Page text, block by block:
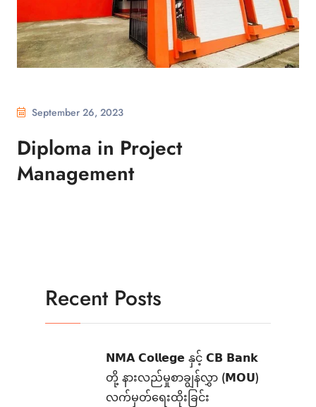
September 26, 2023
Diploma in Project
Management
Recent Posts
𝗡𝗠𝗔 𝗖𝗼𝗹𝗹𝗲𝗴𝗲 နှင့် 𝗖𝗕 𝗕𝗮𝗻𝗸
တို့ နားလည်မှုစာချွန်လွှာ (𝗠𝗢𝗨)
လက်မှတ်ရေးထိုးခြင်း